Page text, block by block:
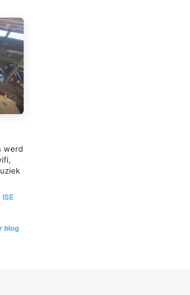
werd
ISE
blog